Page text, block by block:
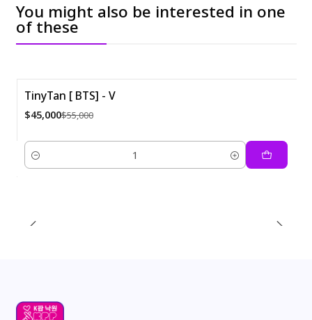
You might also be interested in one
of these
-18%
TinyTan [ BTS] - V
$45,000$55,000
Cantidad